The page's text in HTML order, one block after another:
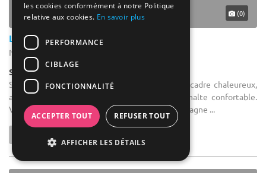
(0)
Le Chalet de Montegut
Neuvy - Allier (03)
Salle de réception
Salle de séminaire : Notre hôtel vous offre un cadre chaleureux,
accueillant et reposant, pour vous offrir une halte confortable.
Venez découvrir la nature et le calme de la campagne ...
les cookies conformément à notre Politique
relative aux cookies. En savoir plus
PERFORMANCE
CIBLAGE
FONCTIONNALITÉ
ACCEPTER TOUT REFUSER TOUT
AFFICHER LES DÉTAILS